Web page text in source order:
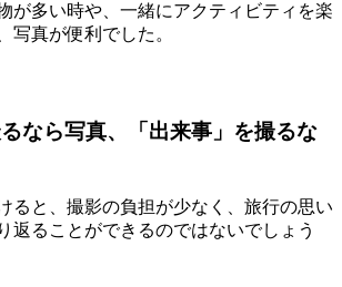
が多い時や、一緒にアクティビティを楽
写真が便利でした。
なら写真、「出来事」を撮るな
ると、撮影の負担が少なく、旅行の思い
返ることができるのではないでしょう